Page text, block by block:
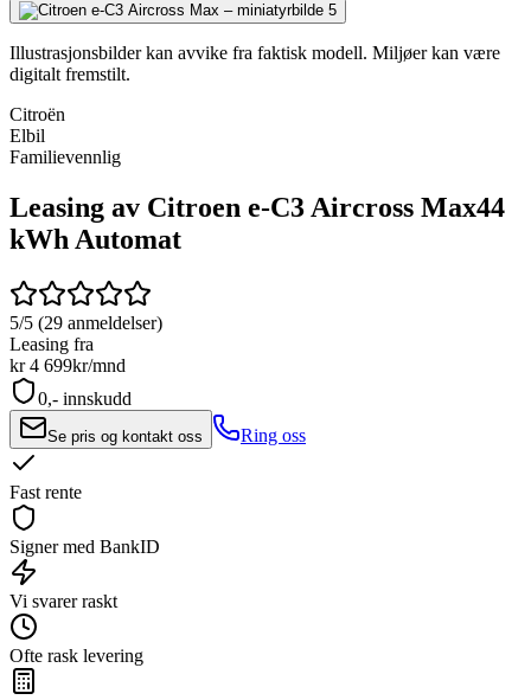
Illustrasjonsbilder kan avvike fra faktisk modell. Miljøer kan være
digitalt fremstilt.
Citroën
Elbil
Familievennlig
Leasing av Citroen e-C3 Aircross Max44
kWh Automat
5/5 (29 anmeldelser)
Leasing fra
kr 4 699kr/mnd
0,- innskudd
Se pris og kontakt oss Ring oss
Fast rente
Signer med BankID
Vi svarer raskt
Ofte rask levering